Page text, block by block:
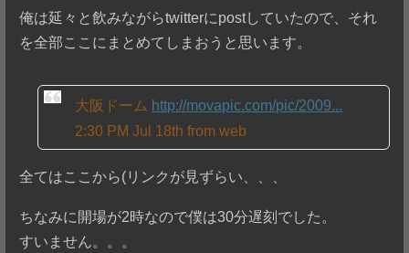
俺は延々と飲みながらtwitterにpostしていたので、それ
を全部ここにまとめてしまおうと思います。
大阪ドーム http://movapic.com/pic/2009...
2:30 PM Jul 18th from web
全てはここから(リンクが見ずらい、、、
ちなみに開場が2時なので僕は30分遅刻でした。
すいません。。。